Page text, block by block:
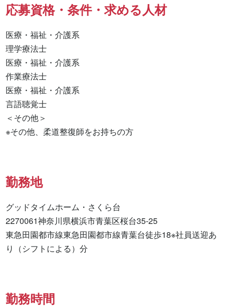
応募資格・条件・求める人材
医療・福祉・介護系
理学療法士
医療・福祉・介護系
作業療法士
医療・福祉・介護系
言語聴覚士
＜その他＞
※その他、柔道整復師をお持ちの方
勤務地
グッドタイムホーム・さくら台
2270061神奈川県横浜市青葉区桜台35-25
東急田園都市線東急田園都市線青葉台徒歩18※社員送迎あ
り（シフトによる）分
勤務時間